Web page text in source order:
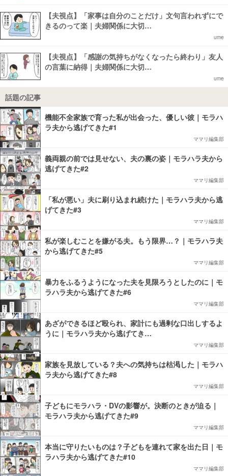
【夫視点】「家事は自分のことだけ」文句言われずにで
きるのって楽｜夫婦関係に大切…
ume
【夫視点】「感謝の気持ちがなくなったら終わり」友人
の言葉に納得｜夫婦関係に大切…
ume
話題の記事
機能不全家族で育った私が出会った、優しい彼｜モラハ
ラ夫から逃げてきた#1
ママリ編集部
義両親の前では見せない、夫の裏の姿｜モラハラ夫から
逃げてきた#2
ママリ編集部
「私が悪い」夫に刷り込まれ続けた｜モラハラ夫から逃
げてきた#3
ママリ編集部
私が楽しむことを嫌がる夫。もう限界…？｜モラハラ夫
から逃げてきた#5
ママリ編集部
暴力をふるうようになった夫を見限ろうとしたのに｜モ
ラハラ夫から逃げてきた#6
ママリ編集部
あざができるほど殴られ、家計にも過剰な口出しするよ
うに｜モラハラ夫から逃げてき…
ママリ編集部
家族を見放している？夫への気持ちは枯渇した｜モラハ
ラ夫から逃げてきた#8
ママリ編集部
子どもにモラハラ・DVの影響が。決断のときが迫る｜
モラハラ夫から逃げてきた#9
ママリ編集部
本当に守りたいものは？子どもを連れて家を出た日｜モ
ラハラ夫から逃げてきた#10
ママリ編集部